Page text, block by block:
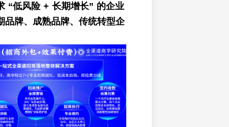
“低风险 + 长期增长” 的企业
品牌、成熟品牌、传统转型企